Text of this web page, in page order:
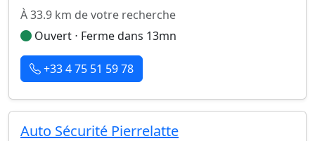
À 33.9 km de votre recherche
Ouvert ⋅ Ferme dans 13mn
+33 4 75 51 59 78
Auto Sécurité Pierrelatte